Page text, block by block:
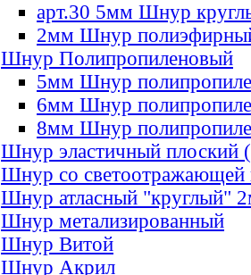
арт.30 5мм Шнур
2мм Шнур
Шнур Полипропиленовый
5мм Шнур
6мм Шнур
8мм Шнур
Шнур эластичный плоский
Шнур со светоотражающей
Шнур атласный "круглый"
Шнур метализированный
Шнур Витой
Шнур Акрил